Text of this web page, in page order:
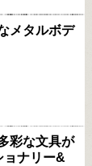
メタルボデ
彩な文具が
ョナリー&